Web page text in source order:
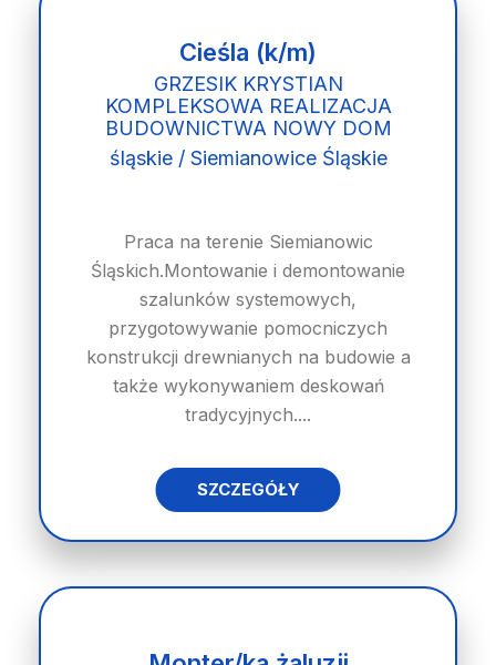
Cieśla (k/m)
GRZESIK KRYSTIAN
KOMPLEKSOWA REALIZACJA
BUDOWNICTWA NOWY DOM
śląskie / Siemianowice Śląskie
Praca na terenie Siemianowic
Śląskich.Montowanie i demontowanie
szalunków systemowych,
przygotowywanie pomocniczych
konstrukcji drewnianych na budowie a
także wykonywaniem deskowań
tradycyjnych....
SZCZEGÓŁY